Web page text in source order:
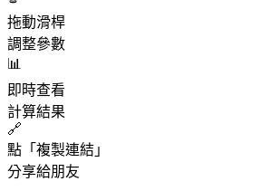
拖動滑桿
調整參數
📊
即時查看
計算結果
🔗
點「複製連結」
分享給朋友